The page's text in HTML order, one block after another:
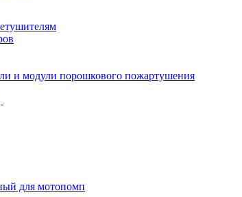
и модули порошкового пожартушения
для мотопомп